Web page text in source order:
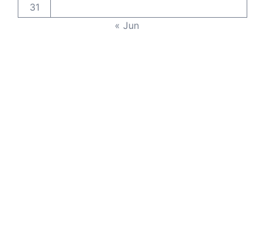
31
« Jun